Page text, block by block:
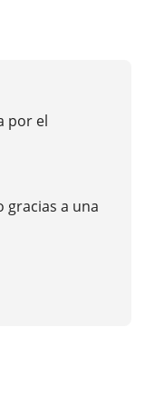
por el
gracias a una